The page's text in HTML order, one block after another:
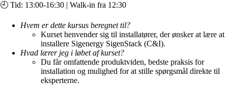
🕘 Tid: 13:00-16:30 | Walk-in fra 12:30
Hvem er dette kursus beregnet til?
Kurset henvender sig til installatører, der ønsker at lære at
installere Sigenergy SigenStack (C&I).
Hvad lærer jeg i løbet af kurset?
Du får omfattende produktviden, bedste praksis for
installation og mulighed for at stille spørgsmål direkte til
eksperterne.